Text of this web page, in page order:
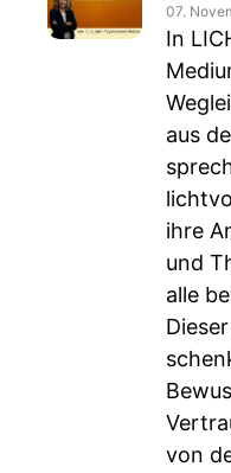
07.
In
aus
ihre
und
alle
von